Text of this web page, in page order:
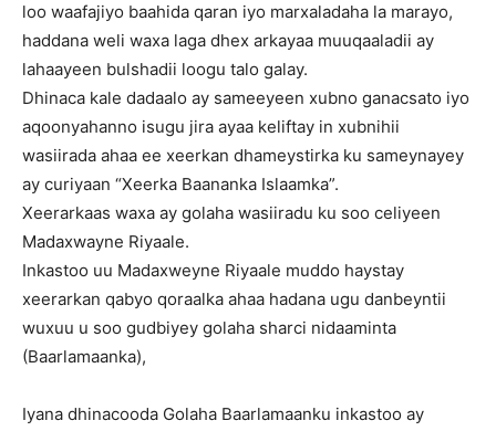
loo waafajiyo baahida qaran iyo marxaladaha la marayo,
haddana weli waxa laga dhex arkayaa muuqaaladii ay
lahaayeen bulshadii loogu talo galay.
Dhinaca kale dadaalo ay sameeyeen xubno ganacsato iyo
aqoonyahanno isugu jira ayaa keliftay in xubnihii
wasiirada ahaa ee xeerkan dhameystirka ku sameynayey
ay curiyaan “Xeerka Baananka Islaamka”.
Xeerarkaas waxa ay golaha wasiiradu ku soo celiyeen
Madaxwayne Riyaale.
Inkastoo uu Madaxweyne Riyaale muddo haystay
xeerarkan qabyo qoraalka ahaa hadana ugu danbeyntii
wuxuu u soo gudbiyey golaha sharci nidaaminta
(Baarlamaanka),
Iyana dhinacooda Golaha Baarlamaanku inkastoo ay